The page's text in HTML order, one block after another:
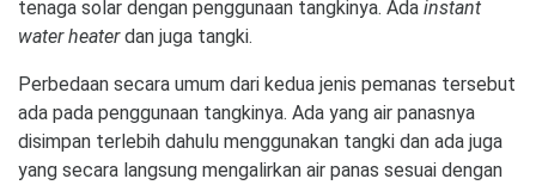
tenaga solar dengan penggunaan tangkinya. Ada instant
water heaterdan juga tangki.
Perbedaan secara umum dari kedua jenis pemanas tersebut
ada pada penggunaan tangkinya. Ada yang air panasnya
disimpan terlebih dahulu menggunakan tangki dan ada juga
yang secara langsung mengalirkan air panas sesuai dengan